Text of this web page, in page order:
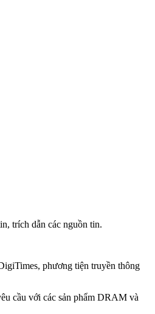
trích dẫn các nguồn tin.
phương tiện truyền thông
cầu với các sản phẩm DRAM và